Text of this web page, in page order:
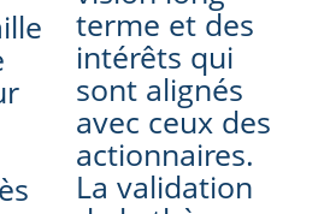
terme et des
intérêts qui
sont alignés
avec ceux des
actionnaires.
La validation